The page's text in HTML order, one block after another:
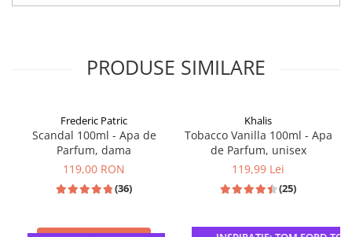
PRODUSE SIMILARE
Frederic Patric
Scandal 100ml - Apa de
Parfum, dama
119,00 RON
(36)
Khalis
Tobacco Vanilla 100ml - Apa
de Parfum, unisex
119,99 Lei
(25)